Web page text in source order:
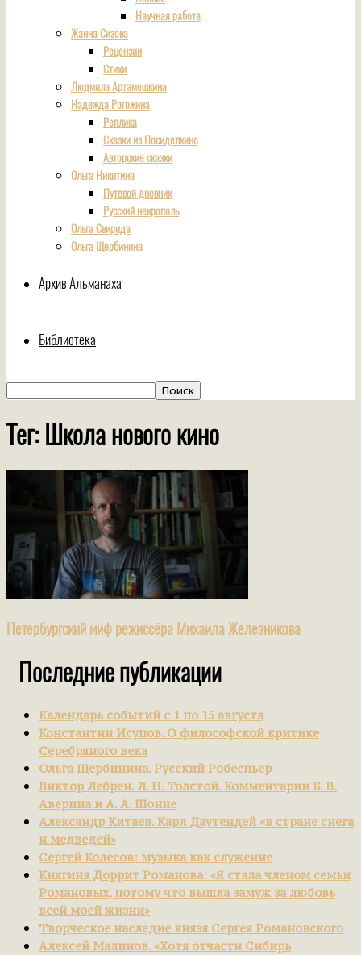
Научная работа
Жанна Сизова
Рецензии
Стихи
Людмила Артамошкина
Надежда Рогожина
Реплика
Сказки из Посиделкино
Авторские сказки
Ольга Никитина
Путевой дневник
Русский некрополь
Ольга Свирида
Ольга Щербинина
Архив Альманаха
Библиотека
Тег: Школа нового кино
Петербургский миф режиссёра Михаила Железникова
Последние публикации
Календарь событий с 1 по 15 августа
Константин Исупов. О философской критике
Серебряного века
Ольга Щербинина. Русский Робеспьер
Виктор Лебрен. Л. Н. Толстой. Комментарии Б. В.
Аверина и А. А. Шонне
Александр Китаев. Карл Даутендей «в стране снега
и медведей»
Сергей Колесов: музыка как служение
Княгиня Доррит Романова: «Я стала членом семьи
Романовых, потому что вышла замуж за любовь
всей моей жизни»
Творческое наследие князя Сергея Романовского
Алексей Малинов. «Хотя отчасти Сибирь